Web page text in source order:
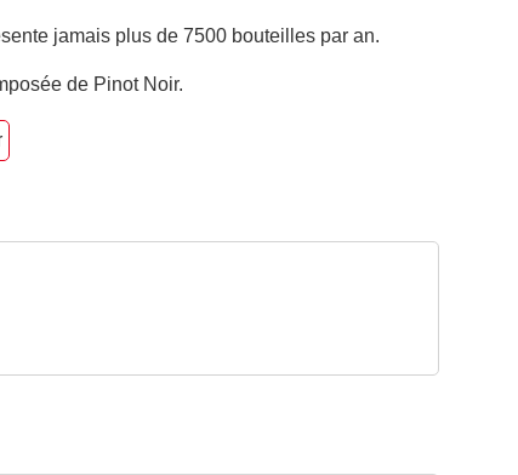
jamais plus de 7500 bouteilles par an.
de Pinot Noir.